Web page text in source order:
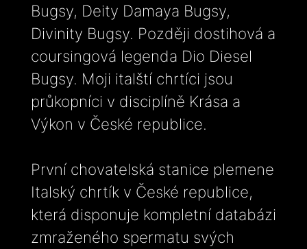
Bugsy, Deity Damaya Bugsy,
Divinity Bugsy. Později dostihová a
coursingová legenda Dio Diesel
Bugsy. Moji italští chrtíci jsou
průkopníci v disciplíně Krása a
Výkon v České republice.
První chovatelská stanice plemene
Italský chrtík v České republice,
která disponuje kompletní databázi
zmraženého spermatu svých